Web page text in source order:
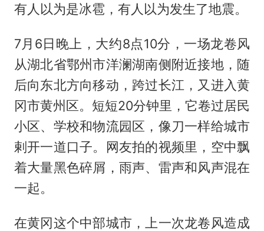
有人以为是冰雹，有人以为发生了地震。
7月6日晚上，大约8点10分，一场龙卷风
从湖北省鄂州市洋澜湖南侧附近接地，随
后向东北方向移动，跨过长江，又进入黄
冈市黄州区。短短20分钟里，它卷过居民
小区、学校和物流园区，像刀一样给城市
剌开一道口子。网友拍的视频里，空中飘
着大量黑色碎屑，雨声、雷声和风声混在
一起。
在黄冈这个中部城市，上一次龙卷风造成